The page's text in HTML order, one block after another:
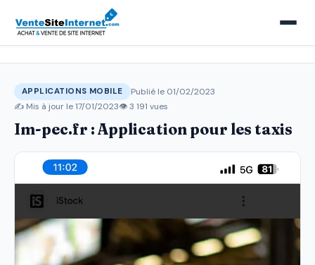
APPLICATIONS MOBILE
Publié le 01/02/2023
✍️ Mis à jour le17/01/2023👁 3 191 vues
Im-pec.fr : Application pour les taxis